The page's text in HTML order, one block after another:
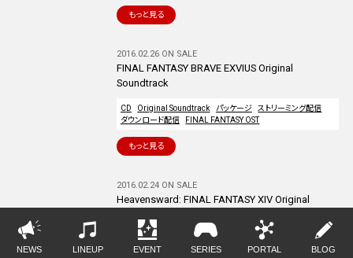
もっと見る
2016.02.26 ON SALE
FINAL FANTASY BRAVE EXVIUS Original
Soundtrack
CD Original Soundtrack パッケージ
ストリーミング配信
ダウンロード配信
FINAL FANTASY OST
もっと見る
2016.02.24 ON SALE
Heavensward: FINAL FANTASY XIV Original
Blu-ray Disc Music Original Soundtrack
ストリーミング配信
ダウンロード配信 FINAL FANTASY OST
NEWS LINEUP EVENT SERIES PORTAL BLOG